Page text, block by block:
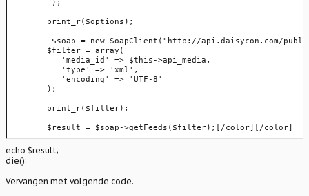
       );
      print_r($options);
$soap = new SoapClient("http://api.daisycon.com/
      $filter = array(
         'media_id' => $this->api_media,
         'type' => 'xml',
         'encoding' => 'UTF-8'
      );
      print_r($filter);
      $result = $soap->getFeeds($filter);[/color][/color]
echo $result;
die();
Vervangen met volgende code.